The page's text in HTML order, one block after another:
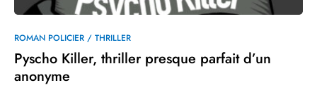
0
ROMAN POLICIER / THRILLER
Pyscho Killer, thriller presque parfait d’un
anonyme